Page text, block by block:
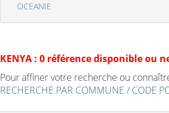
OCEANIE
KENYA : 0 référence disponible
Pour affiner votre recherche ou
RECHERCHE PAR COMMUNE / CODE